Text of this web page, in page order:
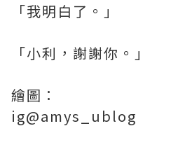
「我明白了。」
「小利，謝謝你。」
繪圖：
ig@amys_ublog